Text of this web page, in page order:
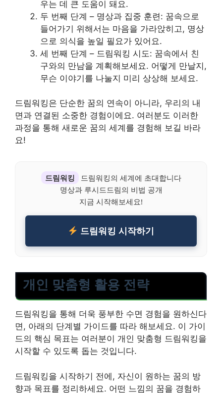
우는 데 큰 도움이 돼요.
두 번째 단계 – 명상과 집중 훈련: 꿈속으로
들어가기 위해서는 마음을 가라앉히고, 명상
으로 의식을 높일 필요가 있어요.
세 번째 단계 – 드림워킹 시도: 꿈속에서 친
구와의 만남을 계획해보세요. 어떻게 만날지,
무슨 이야기를 나눌지 미리 상상해 보세요.
드림워킹은 단순한 꿈의 연속이 아니라, 우리의 내
면과 연결된 소중한 경험이에요. 여러분도 이러한
과정을 통해 새로운 꿈의 세계를 경험해 보길 바라
요!
드림워킹
드림워킹의 세계에 초대합니다
명상과 루시드드림의 비법 공개
지금 시작해보세요!
드림워킹 시작하기
개인 맞춤형 활용 전략
드림워킹을 통해 더욱 풍부한 수면 경험을 원하신다
면, 아래의 단계별 가이드를 따라 해보세요. 이 가이
드의 핵심 목표는 여러분이 개인 맞춤형 드림워킹을
시작할 수 있도록 돕는 것입니다.
드림워킹을 시작하기 전에, 자신이 원하는 꿈의 방
향과 목표를 정리하세요. 어떤 느낌의 꿈을 경험하